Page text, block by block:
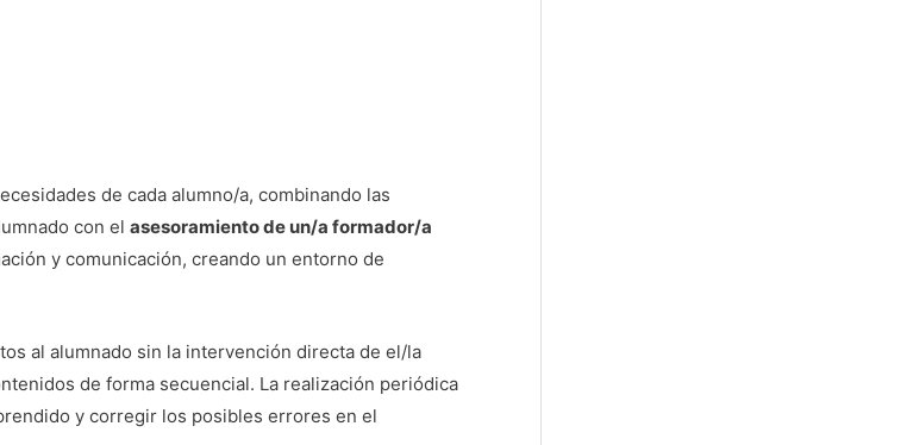
de cada alumno/a, combinando las
con el asesoramiento de un/a formador/a
y comunicación, creando un entorno de
al alumnado sin la intervención directa de el/la
de forma secuencial. La realización periódica
y corregir los posibles errores en el